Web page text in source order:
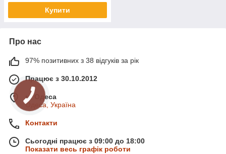
Купити
Про нас
97% позитивних з 38 відгуків за рік
Працює з 30.10.2012
м. Одеса
Одеса, Україна
Контакти
Сьогодні працює з 09:00 до 18:00
Показати весь графік роботи